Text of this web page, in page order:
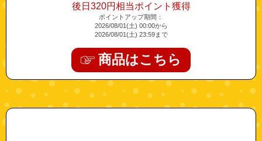
後日320円相当ポイント獲得
ポイントアップ期間：
2026/08/01(土) 00:00から
2026/08/01(土) 23:59まで
商品はこちら
"78100027"